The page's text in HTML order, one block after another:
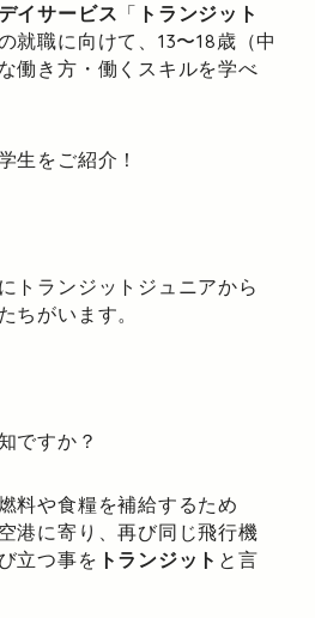
イサービス 「 トランジット
就職に向けて、13〜18歳（中
働き方・働くスキルを学べ
生をご紹介！
トランジットジュニアから
ちがいます。
ですか？
料や食糧を補給するため
港に寄り、再び同じ飛行機
立つ事を トランジット と言